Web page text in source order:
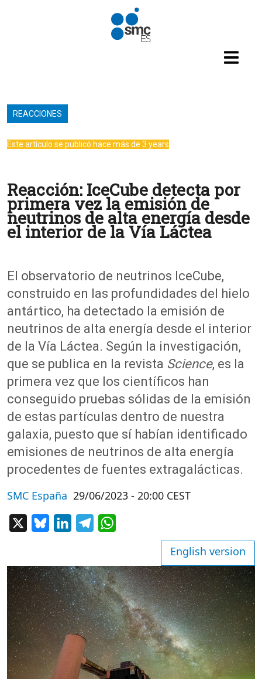
Pasar al contenido principal
REACCIONES
Este artículo se publicó hace más de 3 years
Reacción: IceCube detecta por
primera vez la emisión de
neutrinos de alta energía desde
el interior de la Vía Láctea
El observatorio de neutrinos IceCube,
construido en las profundidades del hielo
antártico, ha detectado la emisión de
neutrinos de alta energía desde el interior
de la Vía Láctea. Según la investigación,
que se publica en la revista Science, es la
primera vez que los científicos han
conseguido pruebas sólidas de la emisión
de estas partículas dentro de nuestra
galaxia, puesto que sí habían identificado
emisiones de neutrinos de alta energía
procedentes de fuentes extragalácticas.
SMC España 29/06/2023 - 20:00 CEST
BlueskyLinkedInTelegram
English version